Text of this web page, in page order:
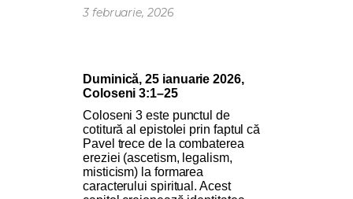
MISIUNEA BETANIA
LOGIN MEMBER
PORTAL
3 februarie, 2026
Duminică, 25 ianuarie 2026,
Coloseni 3:1–25
Coloseni 3 este punctul de
cotitură al epistolei prin faptul că
Pavel trece de la combaterea
ereziei (ascetism, legalism,
misticism) la formarea
caracterului spiritual. Acest